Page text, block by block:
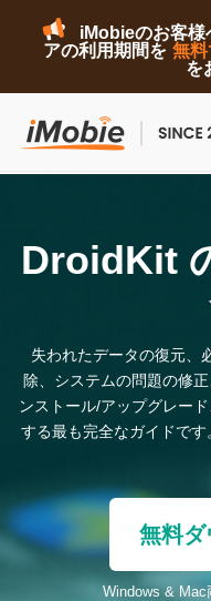
iMobieのお客様
アの利用期間を 無
を
データ転送
便利ツール
ソリューション
ダウンロード
サポート
DroidKit
失われたデータの復元、
除、システムの問題の修
ンストール/アップグレー
する最も完全なガイドで
無料ダ
Windows & Mac